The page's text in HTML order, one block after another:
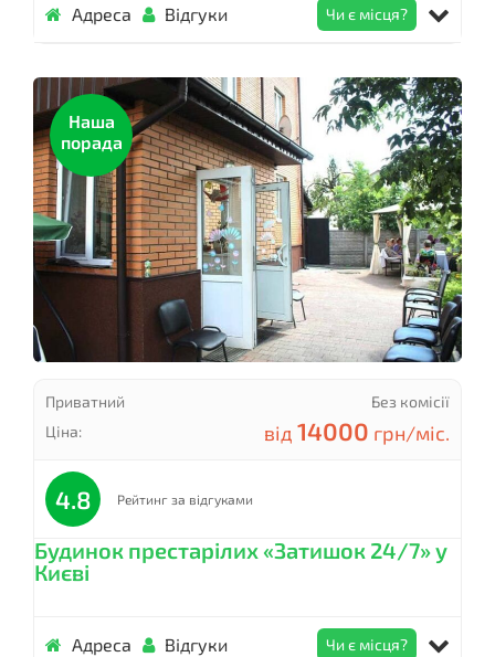
Адреса Відгуки Чи є місця?
Наша
порада
Приватний
Без комісії
Ціна:
від 14000 грн/міс.
4.8 Рейтинг за відгуками
Будинок престарілих «Затишок 24/7» у
Києві
Адреса Відгуки Чи є місця?